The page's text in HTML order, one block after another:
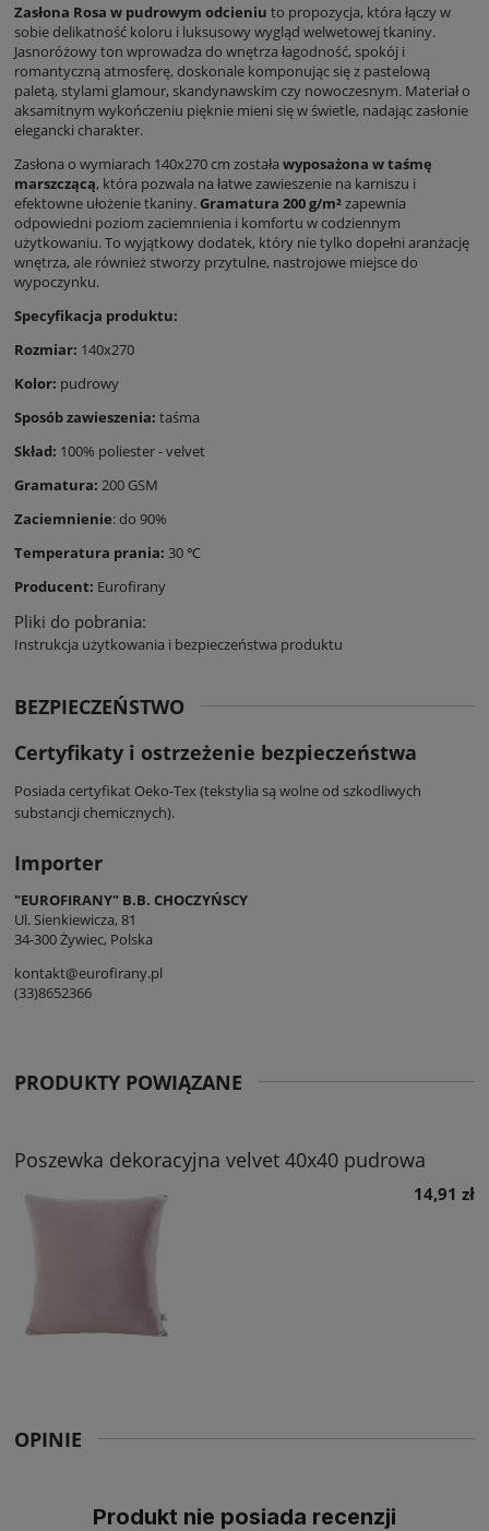
Zasłona Rosa w pudrowym odcieniu to propozycja, która łączy w
sobie delikatność koloru i luksusowy wygląd welwetowej tkaniny.
Jasnoróżowy ton wprowadza do wnętrza łagodność, spokój i
romantyczną atmosferę, doskonale komponując się z pastelową
paletą, stylami glamour, skandynawskim czy nowoczesnym. Materiał o
aksamitnym wykończeniu pięknie mieni się w świetle, nadając zasłonie
elegancki charakter.
Zasłona o wymiarach 140x270 cm została wyposażona w taśmę
marszczącą, która pozwala na łatwe zawieszenie na karniszu i
efektowne ułożenie tkaniny. Gramatura 200 g/m² zapewnia
odpowiedni poziom zaciemnienia i komfortu w codziennym
użytkowaniu. To wyjątkowy dodatek, który nie tylko dopełni aranżację
wnętrza, ale również stworzy przytulne, nastrojowe miejsce do
wypoczynku.
Specyfikacja produktu:
Rozmiar: 140x270
Kolor: pudrowy
Sposób zawieszenia: taśma
Skład: 100% poliester - velvet
Gramatura: 200 GSM
Zaciemnienie: do 90%
Temperatura prania: 30 ℃
Producent: Eurofirany
Pliki do pobrania:
Instrukcja użytkowania i bezpieczeństwa produktu
BEZPIECZEŃSTWO
Certyfikaty i ostrzeżenie bezpieczeństwa
Posiada certyfikat Oeko-Tex (tekstylia są wolne od szkodliwych
substancji chemicznych).
Importer
"EUROFIRANY" B.B. CHOCZYŃSCY
Ul. Sienkiewicza, 81
34-300 Żywiec, Polska
kontakt@eurofirany.pl
(33)8652366
OPINIE
Produkt nie posiada recenzji
PRODUKTY POWIĄZANE
Poszewka dekoracyjna velvet 40x40 pudrowa
14,91 zł